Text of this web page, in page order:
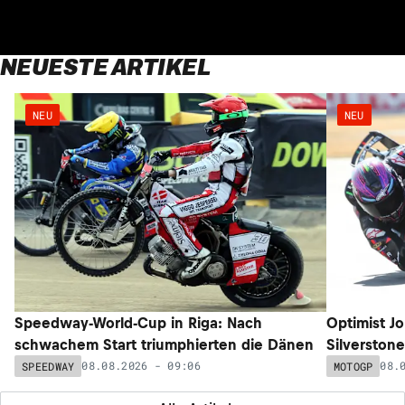
NEUESTE ARTIKEL
NEU
Speedway-World-Cup in Riga: Nach
schwachem Start triumphierten die Dänen
SPEEDWAY 08.08.2026 - 09:06
NEU
Optimist
MOTOGP